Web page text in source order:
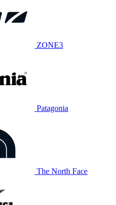
ZONE3
Patagonia
The North Face